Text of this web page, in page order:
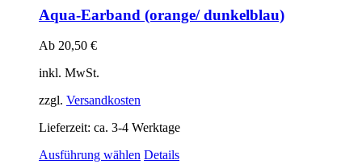
mehrere
Varianten
Produktseite
werden
Aqua-Earband (orange/ dunkelblau)
Ab 20,50 €
inkl. MwSt.
zzgl. Versandkosten
Lieferzeit: ca. 3-4 Werktage
Ausführung wählen Dieses
Details